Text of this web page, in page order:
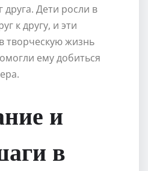
друга. Дети росли в
к другу, и эти
творческую жизнь
ему добиться
и
в